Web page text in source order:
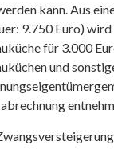
kann. Aus
9.750 Euro) wird
für 3.000
und